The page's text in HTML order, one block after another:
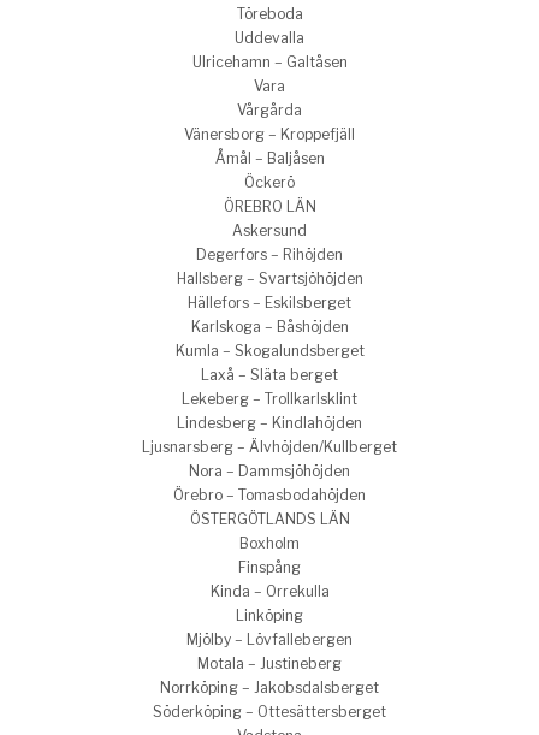
Töreboda
Uddevalla
Ulricehamn – Galtåsen
Vara
Vårgårda
Vänersborg – Kroppefjäll
Åmål – Baljåsen
Öckerö
ÖREBRO LÄN
Askersund
Degerfors – Rihöjden
Hallsberg – Svartsjöhöjden
Hällefors – Eskilsberget
Karlskoga – Båshöjden
Kumla – Skogalundsberget
Laxå – Släta berget
Lekeberg – Trollkarlsklint
Lindesberg – Kindlahöjden
Ljusnarsberg – Älvhöjden/Kullberget
Nora – Dammsjöhöjden
Örebro – Tomasbodahöjden
ÖSTERGÖTLANDS LÄN
Boxholm
Finspång
Kinda – Orrekulla
Linköping
Mjölby – Lövfallebergen
Motala – Justineberg
Norrköping – Jakobsdalsberget
Söderköping – Ottesättersberget